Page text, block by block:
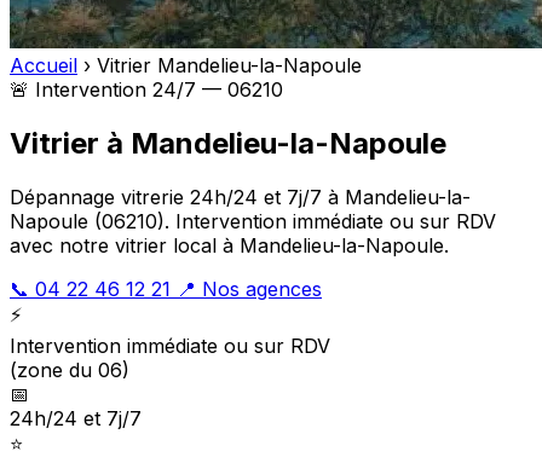
Accueil › Vitrier Mandelieu-la-Napoule
🚨 Intervention 24/7 — 06210
Vitrier à Mandelieu-la-Napoule
Dépannage vitrerie 24h/24 et 7j/7 à Mandelieu-la-
Napoule (06210). Intervention immédiate ou sur RDV
avec notre vitrier local à Mandelieu-la-Napoule.
📞 04 22 46 12 21 📍 Nos agences
⚡
Intervention immédiate ou sur RDV
(zone du 06)
📅
24h/24 et 7j/7
⭐